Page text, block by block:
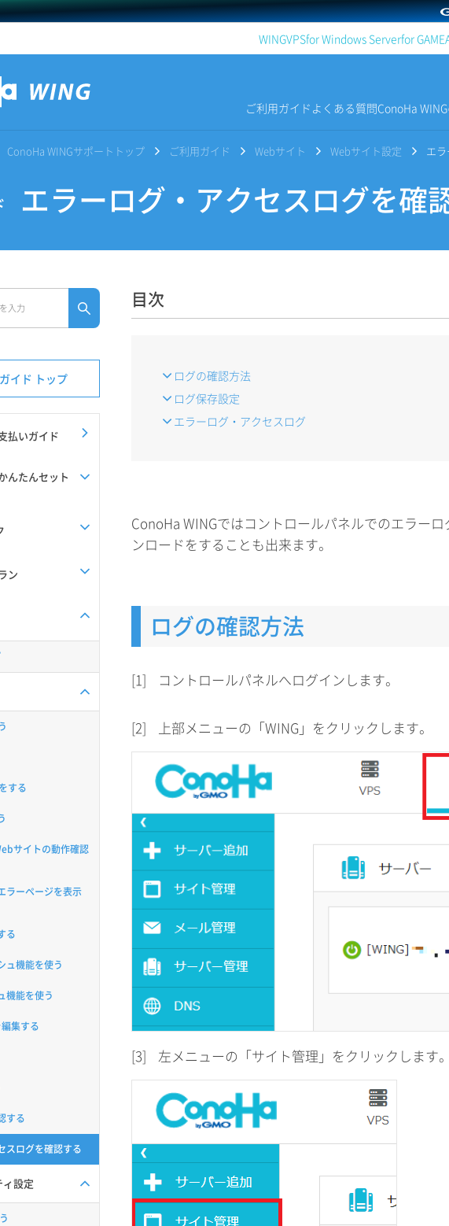
WINGVPSfor Windows Serverfor GAME
ご利用ガイド よくある質問ConoHa
ConoHa WINGサポートトップ ご利用ガイド Webサイト Webサイト設定 エ
エラーログ・アクセスログを確
イド トップ
払いガイド
んたんセット
ン
する
サイトの動作確認
ラーページを表示
る
ュ機能を使う
機能を使う
集する
する
スログを確認する
設定
目次
ログの確認方法
ログ保存設定
エラーログ・アクセスログ
ConoHa WINGではコントロールパネルでのエラー
ンロードをすることも出来ます。
ログの確認方法
[1] コントロールパネルへログインします。
[2] 上部メニューの「WING」をクリックします。
[3] 左メニューの「サイト管理」をクリックします